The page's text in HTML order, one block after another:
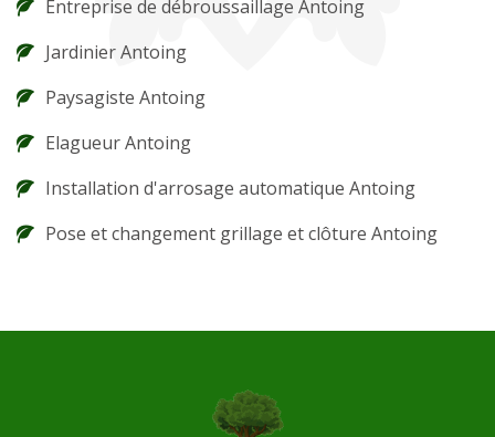
Entreprise de débroussaillage Antoing
Jardinier Antoing
Paysagiste Antoing
Elagueur Antoing
Installation d'arrosage automatique Antoing
Pose et changement grillage et clôture Antoing